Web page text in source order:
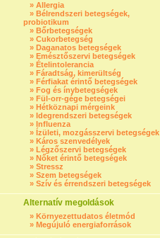
» Allergia
» Bélrendszeri betegségek,
probiotikum
» Bőrbetegségek
» Cukorbetegség
» Daganatos betegségek
» Emésztőszervi betegségek
» Ételintolerancia
» Fáradtság, kimerültség
» Férfiakat érintő betegségek
» Fog és ínybetegségek
» Fül-orr-gége betegségei
» Hétköznapi mérgeink
» Idegrendszeri betegségek
» Influenza
» Ízületi, mozgásszervi betegségek
» Káros szenvedélyek
» Légzőszervi betegségek
» Nőket érintő betegségek
» Stressz
» Szem betegségek
» Szív és érrendszeri betegségek
Alternatív megoldások
» Környezettudatos életmód
» Megújuló energiaforrások